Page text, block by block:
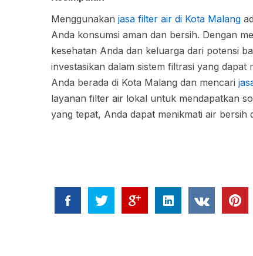
Menggunakan jasa filter air di Kota Malang
Anda konsumsi aman dan bersih. Dengan
kesehatan Anda dan keluarga dari potensi
investasikan dalam sistem filtrasi yang
Anda berada di Kota Malang dan mencari
layanan filter air lokal untuk mendapatkan
yang tepat, Anda dapat menikmati air bersih